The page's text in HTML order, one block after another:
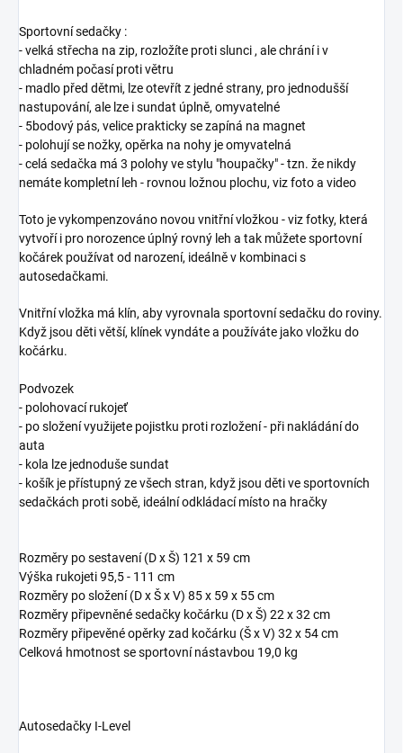
Sportovní sedačky :
- velká střecha na zip, rozložíte proti slunci , ale chrání i v
chladném počasí proti větru
- madlo před dětmi, lze otevřít z jedné strany, pro jednodušší
nastupování, ale lze i sundat úplně, omyvatelné
- 5bodový pás, velice prakticky se zapíná na magnet
- polohují se nožky, opěrka na nohy je omyvatelná
- celá sedačka má 3 polohy ve stylu "houpačky" - tzn. že nikdy
nemáte kompletní leh - rovnou ložnou plochu, viz foto a video
Toto je vykompenzováno novou vnitřní vložkou - viz fotky, která
vytvoří i pro norozence úplný rovný leh a tak můžete sportovní
kočárek používat od narození, ideálně v kombinaci s
autosedačkami.
Vnitřní vložka má klín, aby vyrovnala sportovní sedačku do roviny.
Když jsou děti větší, klínek vyndáte a používáte jako vložku do
kočárku.
Podvozek
- polohovací rukojeť
- po složení využijete pojistku proti rozložení - při nakládání do
auta
- kola lze jednoduše sundat
- košík je přístupný ze všech stran, když jsou děti ve sportovních
sedačkách proti sobě, ideální odkládací místo na hračky
Rozměry po sestavení (D x Š) 121 x 59 cm
Výška rukojeti 95,5 - 111 cm
Rozměry po složení (D x Š x V) 85 x 59 x 55 cm
Rozměry připevněné sedačky kočárku (D x Š) 22 x 32 cm
Rozměry připevěné opěrky zad kočárku (Š x V) 32 x 54 cm
Celková hmotnost se sportovní nástavbou 19,0 kg
Autosedačky I-Level